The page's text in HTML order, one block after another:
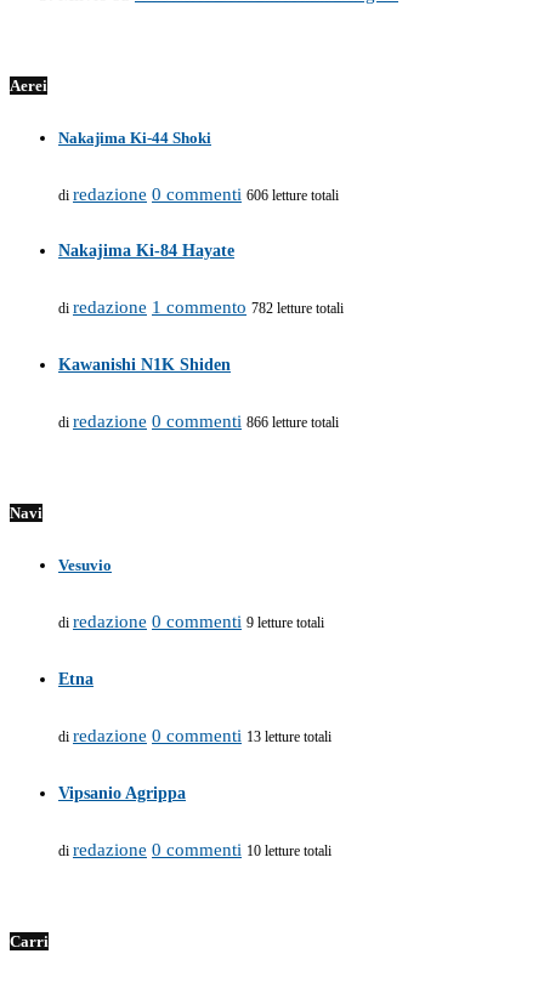
Aerei
Nakajima Ki-44 Shoki
di redazione 0 commenti 606 letture totali
Nakajima Ki-84 Hayate
di redazione 1 commento 782 letture totali
Kawanishi N1K Shiden
di redazione 0 commenti 866 letture totali
Navi
Vesuvio
di redazione 0 commenti 9 letture totali
Etna
di redazione 0 commenti 13 letture totali
Vipsanio Agrippa
di redazione 0 commenti 10 letture totali
Carri